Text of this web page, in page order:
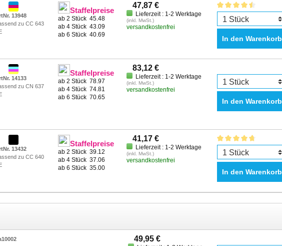
13948
zu CC 643
Staffelpreise
ab 2 Stück45.48
ab 4 Stück43.09
ab 6 Stück40.69
47,87 €
Lieferzeit : 1-2 Werktage
(inkl. MwSt.)
versandkostenfrei
In den Warenkorb
14133
zu CN 637
Staffelpreise
ab 2 Stück78.97
ab 4 Stück74.81
ab 6 Stück70.65
83,12 €
Lieferzeit : 1-2 Werktage
(inkl. MwSt.)
versandkostenfrei
In den Warenkorb
13432
zu CC 640
Staffelpreise
ab 2 Stück39.12
ab 4 Stück37.06
ab 6 Stück35.00
41,17 €
Lieferzeit : 1-2 Werktage
(inkl. MwSt.)
versandkostenfrei
In den Warenkorb
49,95 €